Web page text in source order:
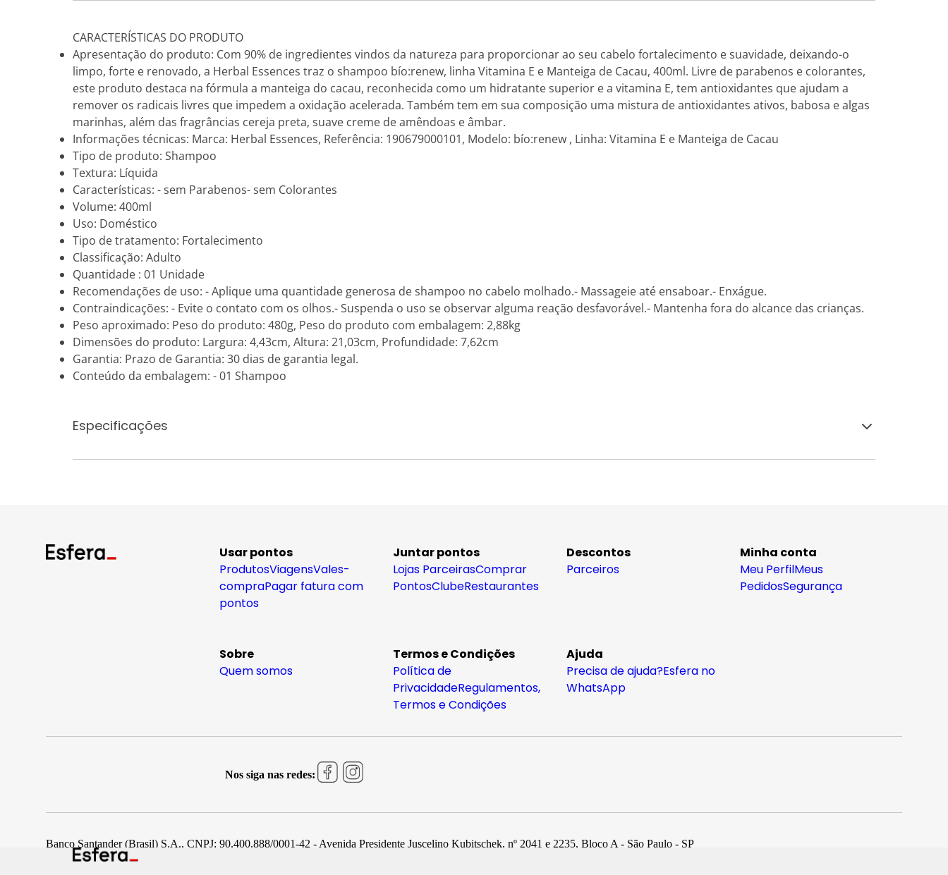
CARACTERÍSTICAS DO PRODUTO
Apresentação do produto: Com 90% de ingredientes vindos da natureza para proporcionar ao seu cabelo fortalecimento e suavidade, deixando-o
limpo, forte e renovado, a Herbal Essences traz o shampoo bío:renew, linha Vitamina E e Manteiga de Cacau, 400ml. Livre de parabenos e colorantes,
este produto destaca na fórmula a manteiga do cacau, reconhecida como um hidratante superior e a vitamina E, tem antioxidantes que ajudam a
remover os radicais livres que impedem a oxidação acelerada. Também tem em sua composição uma mistura de antioxidantes ativos, babosa e algas
marinhas, além das fragrâncias cereja preta, suave creme de amêndoas e âmbar.
Informações técnicas: Marca: Herbal Essences, Referência: 190679000101, Modelo: bío:renew , Linha: Vitamina E e Manteiga de Cacau
Tipo de produto: Shampoo
Textura: Líquida
Características: - sem Parabenos- sem Colorantes
Volume: 400ml
Uso: Doméstico
Tipo de tratamento: Fortalecimento
Classificação: Adulto
Quantidade : 01 Unidade
Recomendações de uso: - Aplique uma quantidade generosa de shampoo no cabelo molhado.- Massageie até ensaboar.- Enxágue.
Contraindicações: - Evite o contato com os olhos.- Suspenda o uso se observar alguma reação desfavorável.- Mantenha fora do alcance das crianças.
Peso aproximado: Peso do produto: 480g, Peso do produto com embalagem: 2,88kg
Dimensões do produto: Largura: 4,43cm, Altura: 21,03cm, Profundidade: 7,62cm
Garantia: Prazo de Garantia: 30 dias de garantia legal.
Conteúdo da embalagem: - 01 Shampoo
Especificações
Usar pontos
ProdutosViagensVales-
compraPagar fatura com
pontos
Juntar pontos
Lojas ParceirasComprar
PontosClubeRestaurantes
Descontos
Parceiros
Minha conta
Meu PerfilMeus
PedidosSegurança
Sobre
Quem somos
Termos e Condições
Política de
PrivacidadeRegulamentos,
Termos e Condições
Ajuda
Precisa de ajuda?Esfera no
WhatsApp
Nos siga nas redes:
Banco Santander (Brasil) S.A., CNPJ: 90.400.888/0001-42 - Avenida Presidente Juscelino Kubitschek, nº 2041 e 2235, Bloco A - São Paulo - SP